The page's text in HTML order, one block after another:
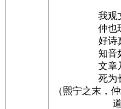
我观
仲也
好诗
知音
文章
死为
（熙宁之末，